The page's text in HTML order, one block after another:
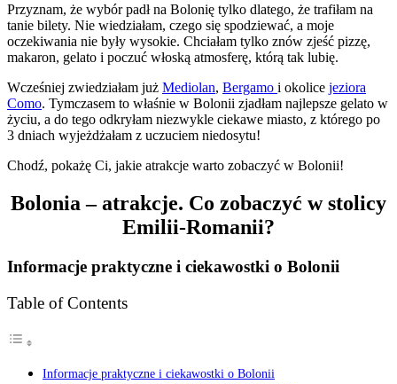
Przyznam, że wybór padł na Bolonię tylko dlatego, że trafiłam na
tanie bilety. Nie wiedziałam, czego się spodziewać, a moje
oczekiwania nie były wysokie. Chciałam tylko znów zjeść pizzę,
makaron, gelato i poczuć włoską atmosferę, którą tak lubię.
Wcześniej zwiedziałam już Mediolan, Bergamo i okolice jeziora
Como. Tymczasem to właśnie w Bolonii zjadłam najlepsze gelato w
życiu, a do tego odkryłam niezwykle ciekawe miasto, z którego po
3 dniach wyjeżdżałam z uczuciem niedosytu!
Chodź, pokażę Ci, jakie atrakcje warto zobaczyć w Bolonii!
Bolonia – atrakcje. Co zobaczyć w stolicy
Emilii-Romanii?
Informacje praktyczne i ciekawostki o Bolonii
Table of Contents
Informacje praktyczne i ciekawostki o Bolonii